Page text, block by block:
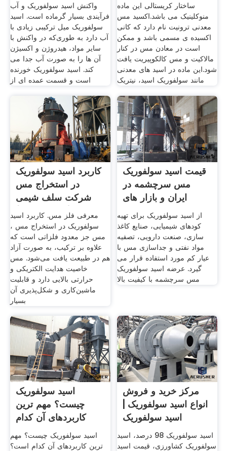
واکنش اسید سولفوریک و آب
فرآیندی بسیار گرماده است. اسید
سولفوریک میل ترکیبی زیادی با
آب دارد به طوری‌که در واکنش با
سایر مواد، هیدروژن و اکسیژن
آن ها را به صورت آب جدا می
کند. اسید سولفوریک خورنده
است و قسمت عمده ای از
ساختار کریستالی این ماده
منوکلینیک می باشد.اکسید مس
معدنی ترونیت نام دارد که کانی
اکسیده ی مسمی باشد و ممکن
است در معادن مس در کنار
مالاکیت و مس کالکوپیریت یافت
شود.این ماده در اسید های معدنی
مانند سولفوریک اسید، نیتریک
کاربرد اسید سولفوریک
در استخراج مس
شرکت سلف شیمی
(سهامی خاص)
معرفی فلز مس. کاربرد اسید
سولفوریک در استخراج مس ،
مس جز معدود فلزاتی است که
علاوه بر ترکیب، به صورت آزاد
هم در طبیعت یافت می‌شود. مس
خاصیت هدایت الکتریکی و
حرارتی بالایی دارد و قابلیت
ماشین‌کاری و شکل‌پذیری آن
بسیار
قیمت اسید سولفوریک
مس سرچشمه در
ایران و بازار های
جهانی
از اسید سولفوریک برای تهیه
کودهای شیمیایی، صنایع کاغذ
سازی، صنعت دارویی، تصفیه
مواد نفتی و جداسازی مس با
عیار کم مورد استفاده قرار می
گیرد. عرضه اسید سولفوریک
مس سرچشمه با کیفیت بالا
اسید سولفوریک
چیست؟ مهم ترین
کاربردهای آن کدام
است؟ – Nipec
اسید سولفوریک چیست؟ مهم
ترین کاربردهای آن کدام است؟
مرکز خرید و فروش
انواع اسید سولفوریک |
اسید سولفوریک
اسید سولفوریک 98 درصد، اسید
سولفوریک کشاورزی، قیمت اسید